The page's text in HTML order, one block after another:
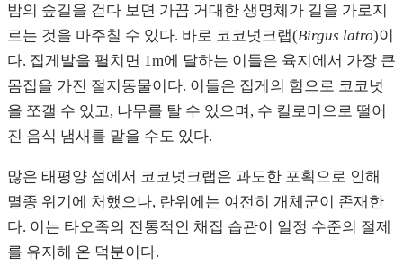
밤의 숲길을 걷다 보면 가끔 거대한 생명체가 길을 가로지
르는 것을 마주칠 수 있다. 바로 코코넛크랩(Birgus latro)이
다. 집게발을 펼치면 1m에 달하는 이들은 육지에서 가장 큰
몸집을 가진 절지동물이다. 이들은 집게의 힘으로 코코넛
을 쪼갤 수 있고, 나무를 탈 수 있으며, 수 킬로미으로 떨어
진 음식 냄새를 맡을 수도 있다.
많은 태평양 섬에서 코코넛크랩은 과도한 포획으로 인해
멸종 위기에 처했으나, 란위에는 여전히 개체군이 존재한
다. 이는 타오족의 전통적인 채집 습관이 일정 수준의 절제
를 유지해 온 덕분이다.